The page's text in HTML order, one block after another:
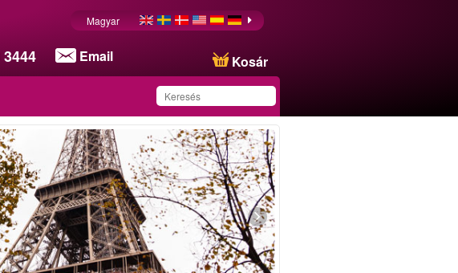
Email Kosár
Magyar
Ezt az ajánlatot
sikeresen mentette a
kedvencei közé!